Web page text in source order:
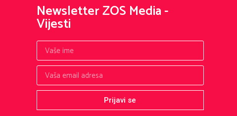
Newsletter ZOS Media -
Vijesti
Prijavi se